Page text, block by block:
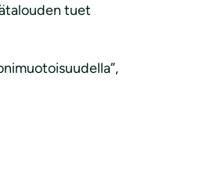
tuet